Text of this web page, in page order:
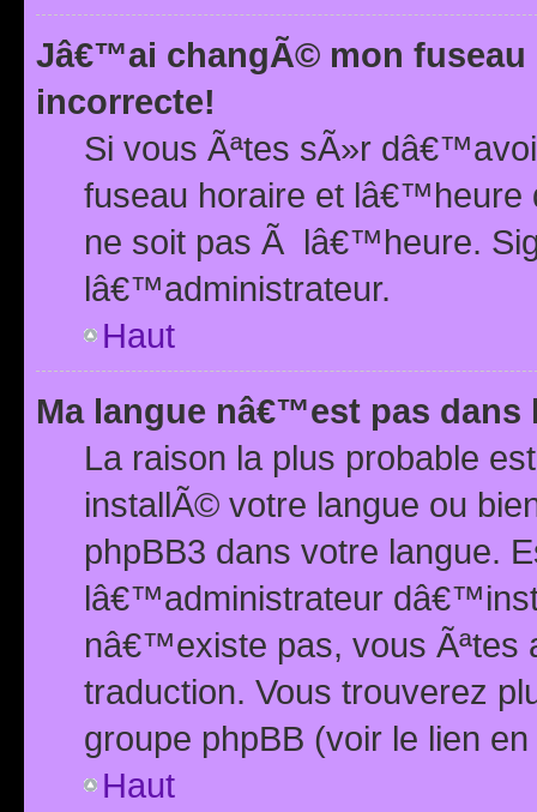
Jâ€™ai changÃ© mon
incorrecte!
Si vous Ãªtes sÃ»r
fuseau horaire et
ne soit pas Ã lâ€™heure.
lâ€™administrateur.
Haut
Ma langue nâ€™est pas dans
La raison la plus probable
installÃ© votre langue ou
phpBB3 dans votre langue.
lâ€™administrateur
nâ€™existe pas, vous Ãªtes
traduction. Vous trouverez
groupe phpBB (voir le lien
Haut